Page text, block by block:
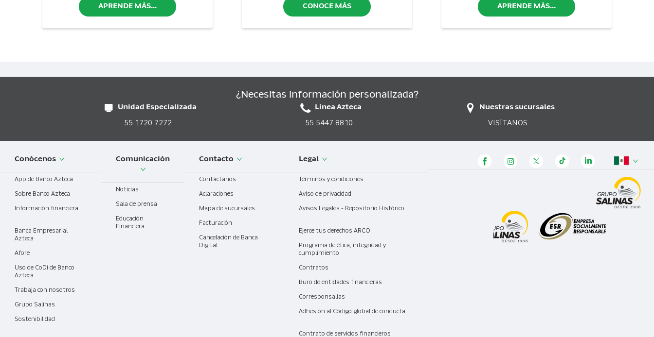
APRENDE MÁS... CONOCE MÁS APRENDE MÁS...
¿Necesitas información personalizada?
Unidad Especializada
55 1720 7272
Línea Azteca
55 5447 8810
Nuestras sucursales
VISÍTANOS
Conócenos
App de Banco Azteca
Sobre Banco Azteca
Información financiera
Banca Empresarial
Azteca
Afore
Uso de CoDi de Banco
Azteca
Trabaja con nosotros
Grupo Salinas
Sostenibilidad
Comunicación
Noticias
Sala de prensa
Educación
Financiera
Contacto
Contáctanos
Aclaraciones
Mapa de sucursales
Facturación
Cancelación de Banca
Digital
Legal
Términos y condiciones
Aviso de privacidad
Avisos Legales - Repositorio Histórico
Ejerce tus derechos ARCO
Programa de ética, integridad y
cumplimiento
Contratos
Buró de entidades financieras
Corresponsalías
Adhesión al Código global de conducta
Contrato de servicios financieros
Honduras